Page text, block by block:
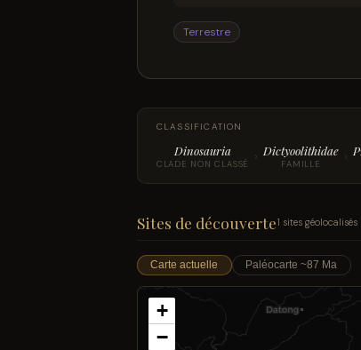
Terrestre
CLASSIFICATION
Dinosauria
CLADE NON CLASSÉ › Dictyoolithidae
FAMILLE ›
Sites de découverte1 sites géolocalisés
Carte actuelle Paléocarte ~87 Ma
+
−